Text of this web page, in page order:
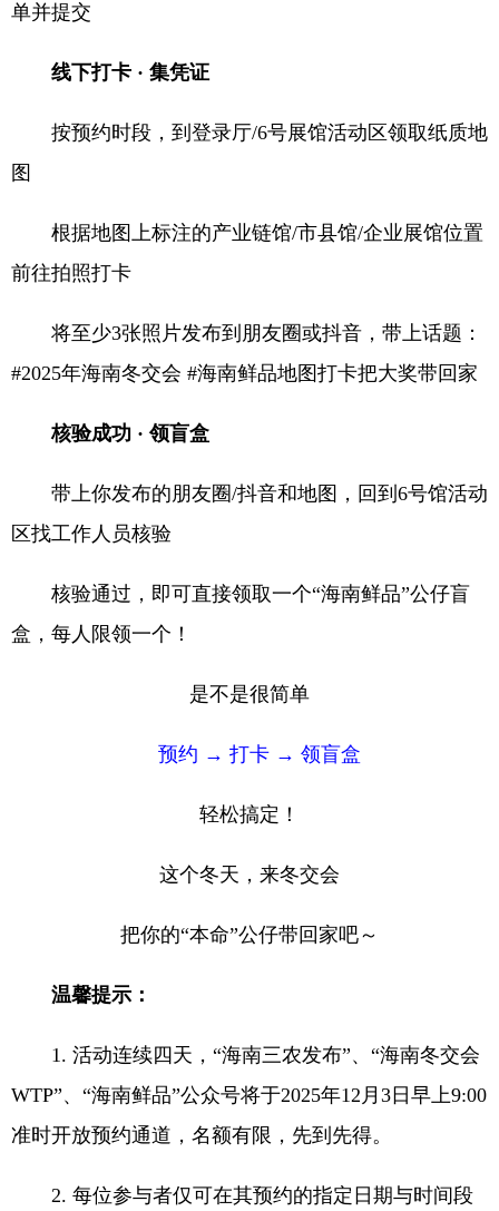
单并提交
线下打卡 · 集凭证
按预约时段，到登录厅/6号展馆活动区领取纸质地
图
根据地图上标注的产业链馆/市县馆/企业展馆位置
前往拍照打卡
将至少3张照片发布到朋友圈或抖音，带上话题：
#2025年海南冬交会 #海南鲜品地图打卡把大奖带回家
核验成功 · 领盲盒
带上你发布的朋友圈/抖音和地图，回到6号馆活动
区找工作人员核验
核验通过，即可直接领取一个“海南鲜品”公仔盲
盒，每人限领一个！
是不是很简单
预约 → 打卡 → 领盲盒
轻松搞定！
这个冬天，来冬交会
把你的“本命”公仔带回家吧～
温馨提示：
1. 活动连续四天，“海南三农发布”、“海南冬交会
WTP”、“海南鲜品”公众号将于2025年12月3日早上9:00
准时开放预约通道，名额有限，先到先得。
2. 每位参与者仅可在其预约的指定日期与时间段